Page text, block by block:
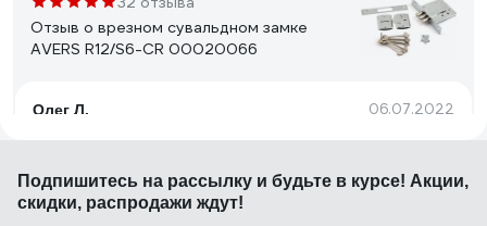
Отзыв о врезном сувальдном замке
AVERS R12/S6-CR 00020066
Олег Л. 06.07.2022
Недорогой, простой, небольшой замок, подходит для
Подпишитесь на рассылку и будьте в курсе! Акции,
скидки, распродажи ждут!